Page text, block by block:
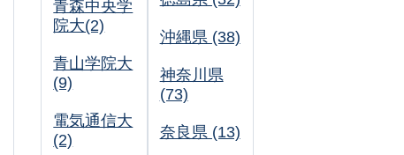
青森中央学
院大(2)
青山学院大
(9)
電気通信大
(2)
沖縄県 (38)
神奈川県
(73)
奈良県 (13)